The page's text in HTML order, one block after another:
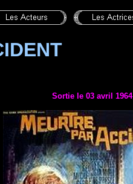
Sortie le 03 avril 1964